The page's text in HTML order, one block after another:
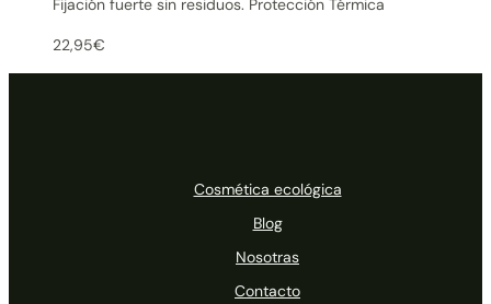
Fijación fuerte sin residuos. Protección Térmica
22,95€
Cosmética ecológica
Blog
Nosotras
Contacto